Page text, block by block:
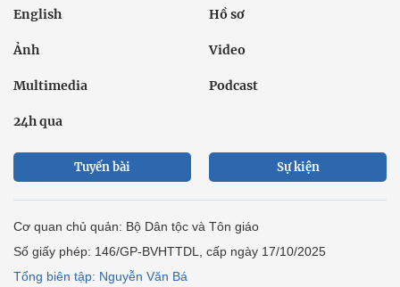
English Hồ sơ
Ảnh Video
Multimedia Podcast
24h qua
Tuyến bài Sự kiện
Cơ quan chủ quản: Bộ Dân tộc và Tôn giáo
Số giấy phép: 146/GP-BVHTTDL, cấp ngày 17/10/2025
Tổng biên tập: Nguyễn Văn Bá